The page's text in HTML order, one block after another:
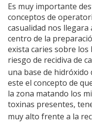
Es muy importante
conceptos de
casualidad nos llegara
centro de la
exista caries sobre los
riesgo de recidiva de
una base de hidróxido
este el concepto de
la zona matando los
toxinas presentes,
muy alto frente a la